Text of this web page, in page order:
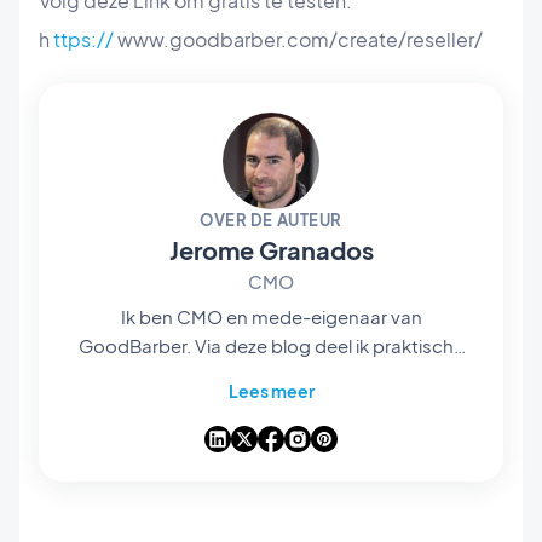
https://www.goodbarber.com/create/reseller/
OVER DE AUTEUR
Jerome Granados
CMO
Ik ben CMO en mede-eigenaar van
GoodBarber. Via deze blog deel ik praktische
analyses van de trends die de wereld van
mobiele apps en no-code veranderen, en
Lees meer